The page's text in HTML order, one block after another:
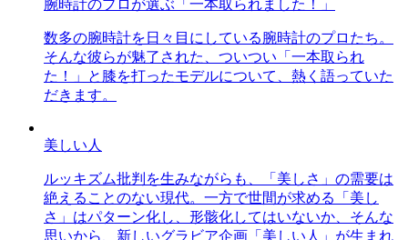
腕時計のプロが選ぶ「一本取られました！」
数多の腕時計を日々目にしている腕時計のプロたち。
そんな彼らが魅了された、ついつい「一本取られ
た！」と膝を打ったモデルについて、熱く語っていた
だきます。
美しい人
ルッキズム批判を生みながらも、「美しさ」の需要は
絶えることのない現代。一方で世間が求める「美し
さ」はパターン化し、形骸化してはいないか、そんな
思いから、新しいグラビア企画「美しい人」が生まれ